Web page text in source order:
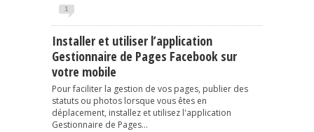
1
Installer et utiliser l’application
Gestionnaire de Pages Facebook sur
votre mobile
Pour faciliter la gestion de vos pages, publier des
statuts ou photos lorsque vous êtes en
déplacement, installez et utilisez l'application
Gestionnaire de Pages...